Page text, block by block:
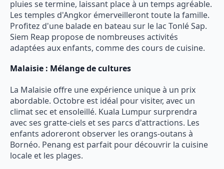
pluies se termine, laissant place à un temps agréable.
Les temples d'Angkor émerveilleront toute la famille.
Profitez d'une balade en bateau sur le lac Tonlé Sap.
Siem Reap propose de nombreuses activités
adaptées aux enfants, comme des cours de cuisine.
Malaisie : Mélange de cultures
La Malaisie offre une expérience unique à un prix
abordable. Octobre est idéal pour visiter, avec un
climat sec et ensoleillé. Kuala Lumpur surprendra
avec ses gratte-ciels et ses parcs d'attractions. Les
enfants adoreront observer les orangs-outans à
Bornéo. Penang est parfait pour découvrir la cuisine
locale et les plages.